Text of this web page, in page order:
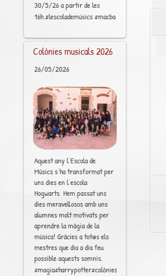
30/5/26 a partir de les
16h.#lescolademúsics #macba
Colònies musicals 2026
26/05/2026
Aquest any l’Escola de
Músics s’ha transformat per
uns dies en l’escola
Hogwarts. Hem passat uns
dies meravellosos amb uns
alumnes molt motivats per
aprendre la màgia de la
música! Gràcies a tot@s els
mestres que dia a dia feu
possible aquests somnis.
#magia#harrypotter#colònies#música#educación